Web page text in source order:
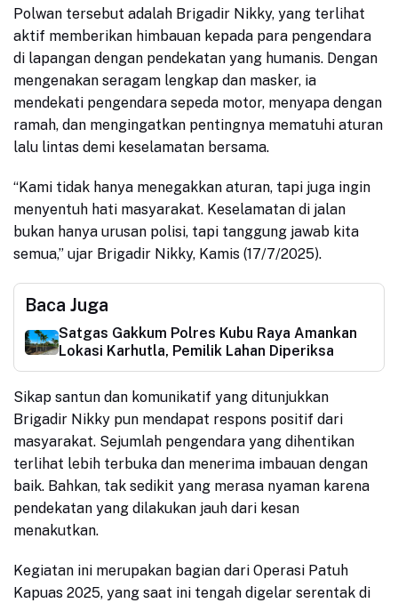
Polwan tersebut adalah Brigadir Nikky, yang terlihat
aktif memberikan himbauan kepada para pengendara
di lapangan dengan pendekatan yang humanis. Dengan
mengenakan seragam lengkap dan masker, ia
mendekati pengendara sepeda motor, menyapa dengan
ramah, dan mengingatkan pentingnya mematuhi aturan
lalu lintas demi keselamatan bersama.
“Kami tidak hanya menegakkan aturan, tapi juga ingin
menyentuh hati masyarakat. Keselamatan di jalan
bukan hanya urusan polisi, tapi tanggung jawab kita
semua,” ujar Brigadir Nikky, Kamis (17/7/2025).
Baca Juga
Satgas Gakkum Polres Kubu Raya Amankan
Lokasi Karhutla, Pemilik Lahan Diperiksa
Sikap santun dan komunikatif yang ditunjukkan
Brigadir Nikky pun mendapat respons positif dari
masyarakat. Sejumlah pengendara yang dihentikan
terlihat lebih terbuka dan menerima imbauan dengan
baik. Bahkan, tak sedikit yang merasa nyaman karena
pendekatan yang dilakukan jauh dari kesan
menakutkan.
Kegiatan ini merupakan bagian dari Operasi Patuh
Kapuas 2025, yang saat ini tengah digelar serentak di